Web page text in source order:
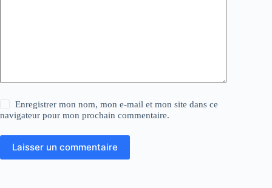
Enregistrer mon nom, mon e-mail et mon site dans ce
navigateur pour mon prochain commentaire.
Laisser un commentaire